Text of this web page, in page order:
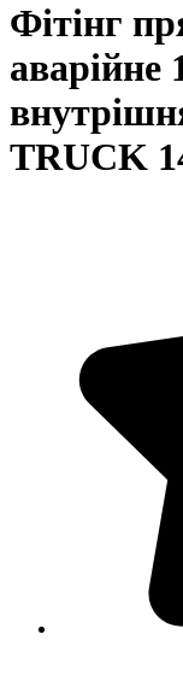
Фітінг
аварійне
TRUCK